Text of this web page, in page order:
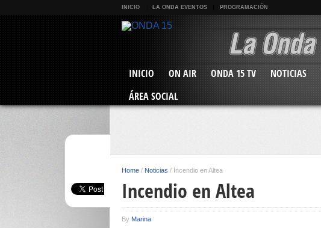
INICIO LA ONDA EVENTOS PROGRAMACIÓN
INICIO ON AIR ONDA 15 TV NOTICIAS
ÁREA SOCIAL
Home / Noticias / Incendio en Altea
Incendio en Altea
By Marina